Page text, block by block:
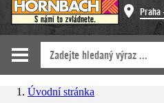
Praha
Úvodní stránka